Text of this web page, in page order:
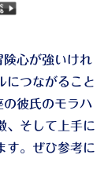
険心が強いけれ
につながること
彼氏のモラハ
、そして上手に
す。ぜひ参考に